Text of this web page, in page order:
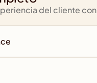
del cliente con